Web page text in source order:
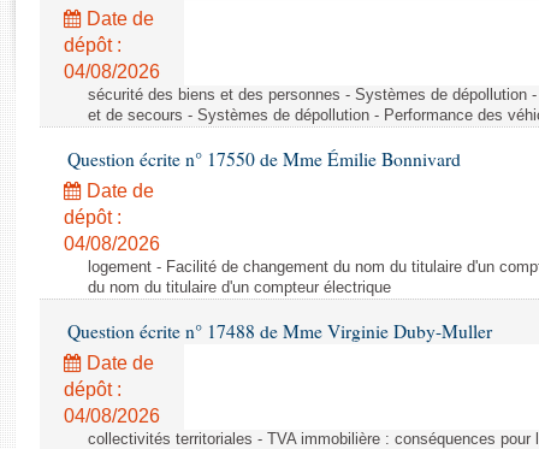
Rapports législatifs
Rapports sur l'application des lois
Baromètre de l’application des lois
Dossiers législatifs
Budget et sécurité sociale
Questions écrites et orales
Comptes rendus des débats
Date de
dépôt :
04/08/2026
sécurité des biens et des personnes - Systèmes de dépollution
et de secours - Systèmes de dépollution - Performance des
Question écrite n° 17550 de Mme Émilie Bonnivard
Date de
dépôt :
04/08/2026
logement - Facilité de changement du nom du titulaire d'un
du nom du titulaire d'un compteur électrique
Question écrite n° 17488 de Mme Virginie Duby-Muller
Date de
dépôt :
04/08/2026
collectivités territoriales - TVA immobilière : conséquences